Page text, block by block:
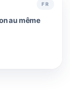
FR
au même